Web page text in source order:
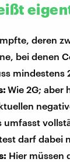
deren
bei denen
mindestens
Wie 2G; aber
umfasst
darf dabei
Hier müssen